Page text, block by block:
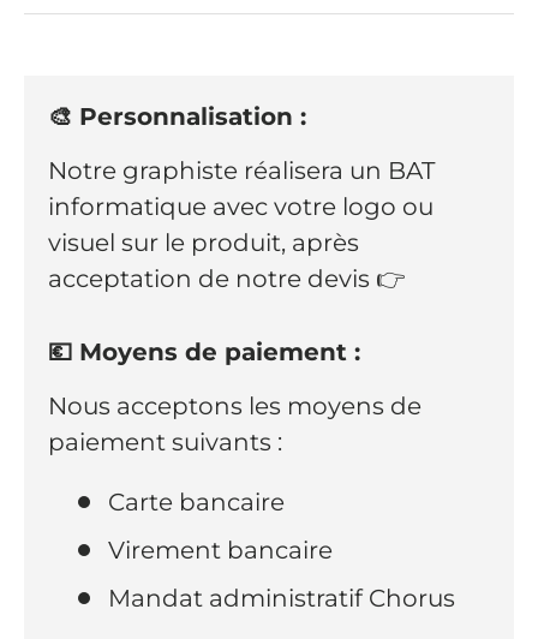
🎨 Personnalisation :
Notre graphiste réalisera un BAT
informatique avec votre logo ou
visuel sur le produit, après
acceptation de notre devis 👉
💶 Moyens de paiement :
Nous acceptons les moyens de
paiement suivants :
Carte bancaire
Virement bancaire
Mandat administratif Chorus